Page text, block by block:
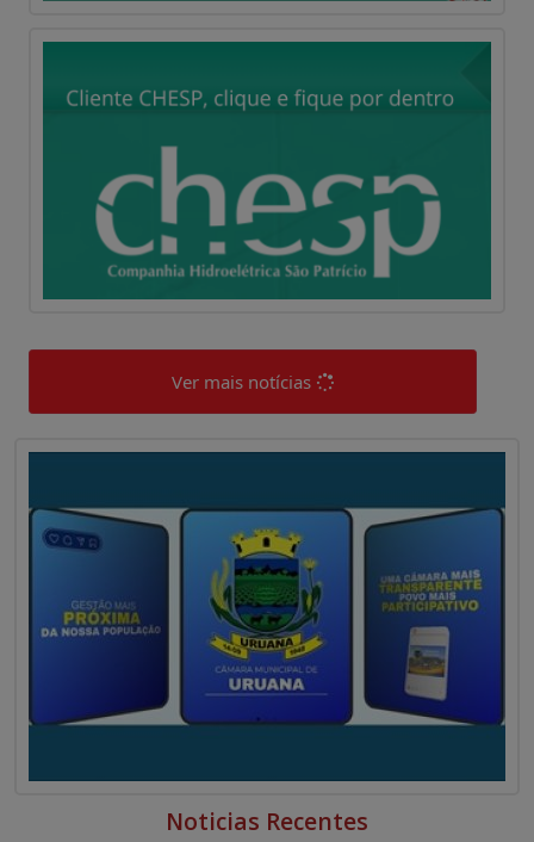
Ver mais notícias
Noticias Recentes